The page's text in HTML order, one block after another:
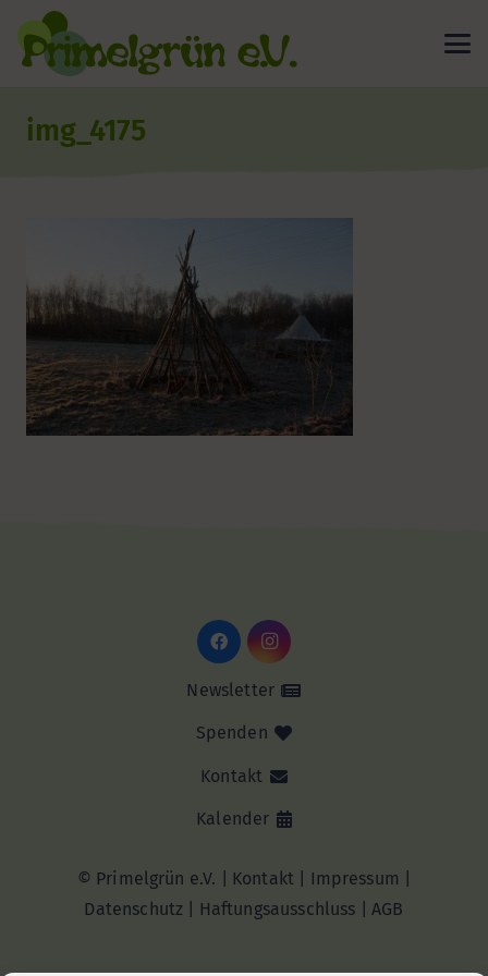
img_4175
Newsletter
Spenden
Kontakt
Kalender
© Primelgrün e.V. | Kontakt Impressum
Datenschutz
Haftungsausschluss |AGB